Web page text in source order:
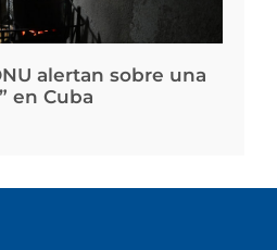
alertan sobre una
en Cuba